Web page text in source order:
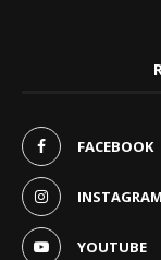
FACEBOOK
INSTAGRAM
YOUTUBE